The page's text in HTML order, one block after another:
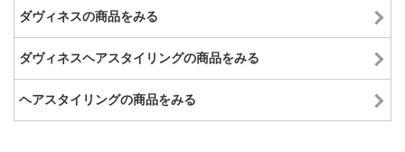
ダヴィネスの商品をみる
ダヴィネスヘアスタイリングの商品をみる
ヘアスタイリングの商品をみる